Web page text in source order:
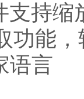
支持
功能
语言